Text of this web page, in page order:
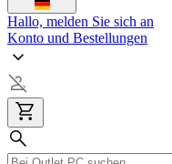
Hallo, melden Sie sich an
Konto und Bestellungen